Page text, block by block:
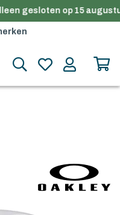
gesloten op 15
vanaf €100
vanaf €100